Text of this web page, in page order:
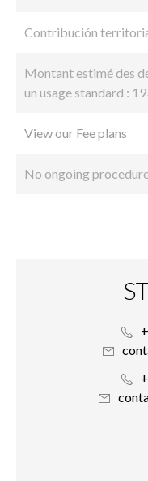
Contribución
Montant estimé des
un usage standard :
View our Fee plans
No ongoing